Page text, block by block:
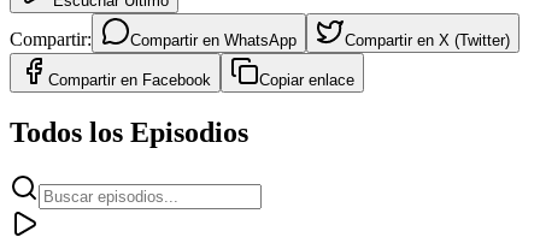
Compartir: Compartir en WhatsApp Compartir en X (Twitter)
Compartir en Facebook Copiar enlace
Todos los Episodios